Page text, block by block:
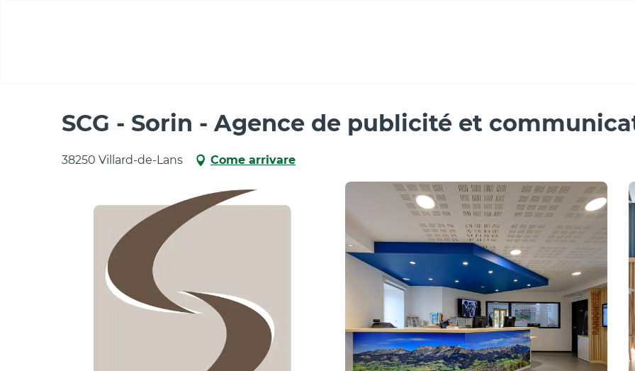
SCG - Sorin - Agence de publicité et
38250 Villard-de-Lans Come arrivare